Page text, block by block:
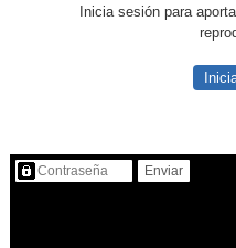
Inicia sesión para
Contenido protegido…